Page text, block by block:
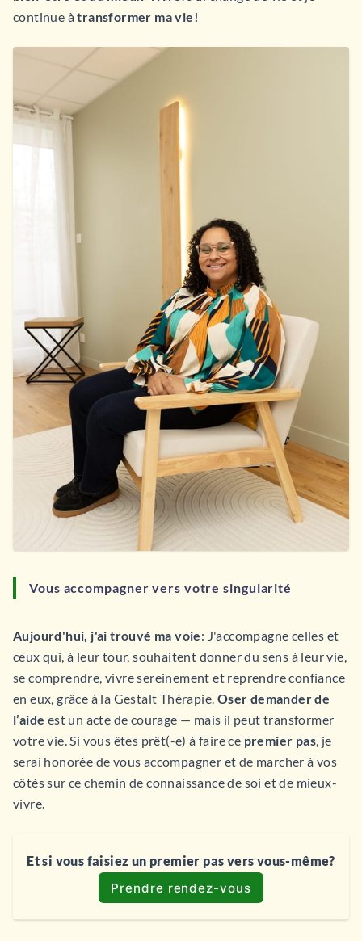
continue àtransformer ma vie!
Vous accompagner vers votre singularité
Aujourd'hui, j'ai trouvé ma voie: J'accompagne celles et
ceux qui, à leur tour, souhaitent donner du sens à leur vie,
se comprendre, vivre sereinement et reprendre confiance
en eux, grâce à la Gestalt Thérapie. Oser demander de
l’aide est un acte de courage — mais il peut transformer
votre vie. Si vous êtes prêt(-e) à faire ce premier pas, je
serai honorée de vous accompagner et de marcher à vos
côtés sur ce chemin de connaissance de soi et de mieux-
vivre.
Et si vous faisiez un premier pas vers vous-même?
Prendre rendez-vous